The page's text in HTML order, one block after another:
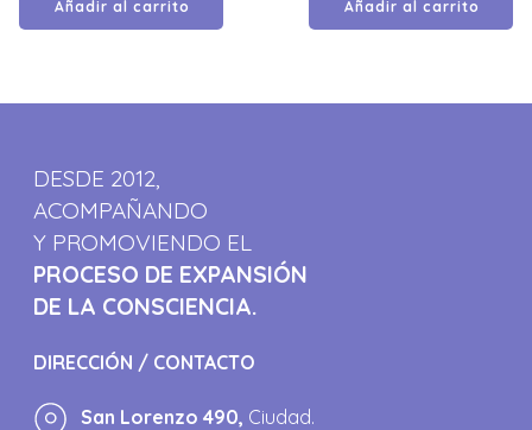
Añadir al carrito Añadir al carrito
DESDE 2012,
ACOMPAÑANDO
Y PROMOVIENDO EL
PROCESO DE EXPANSIÓN
DE LA CONSCIENCIA.
DIRECCIÓN / CONTACTO
San Lorenzo 490, Ciudad.